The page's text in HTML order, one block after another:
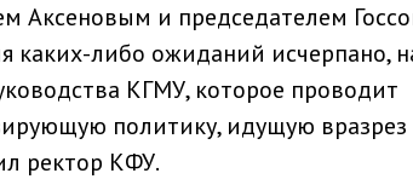
Аксеновым и председателем
либо ожиданий исчерпано,
КГМУ, которое проводит
политику, идущую вразрез
ректор КФУ.